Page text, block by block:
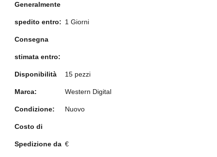
Generalmente
spedito entro: 1 Giorni
Consegna
stimata entro:
Disponibilità 15 pezzi
Marca: Western Digital
Condizione: Nuovo
Costo di
Spedizione da €